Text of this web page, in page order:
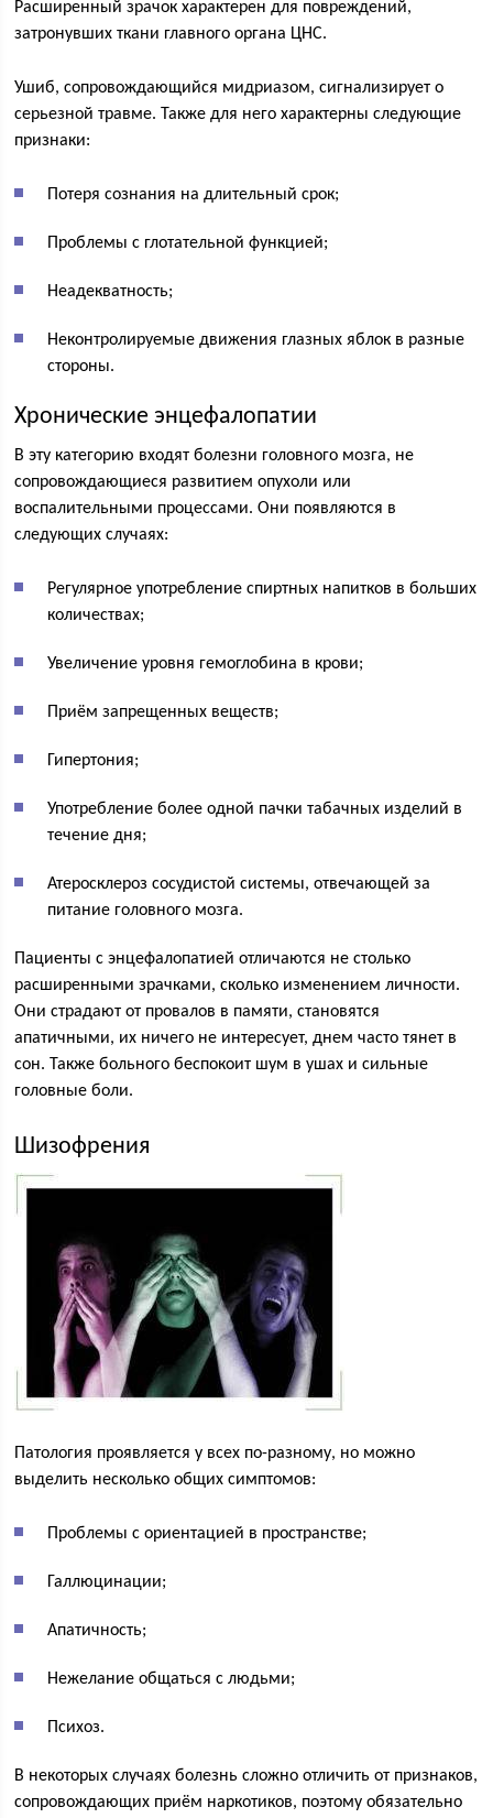
Расширенный зрачок характерен для повреждений,
затронувших ткани главного органа ЦНС.
Ушиб, сопровождающийся мидриазом, сигнализирует о
серьезной травме. Также для него характерны следующие
признаки:
Потеря сознания на длительный срок;
Проблемы с глотательной функцией;
Неадекватность;
Неконтролируемые движения глазных яблок в разные
стороны.
Хронические энцефалопатии
В эту категорию входят болезни головного мозга, не
сопровождающиеся развитием опухоли или
воспалительными процессами. Они появляются в
следующих случаях:
Регулярное употребление спиртных напитков в больших
количествах;
Увеличение уровня гемоглобина в крови;
Приём запрещенных веществ;
Гипертония;
Употребление более одной пачки табачных изделий в
течение дня;
Атеросклероз сосудистой системы, отвечающей за
питание головного мозга.
Пациенты с энцефалопатией отличаются не столько
расширенными зрачками, сколько изменением личности.
Они страдают от провалов в памяти, становятся
апатичными, их ничего не интересует, днем часто тянет в
сон. Также больного беспокоит шум в ушах и сильные
головные боли.
Шизофрения
Патология проявляется у всех по-разному, но можно
выделить несколько общих симптомов:
Проблемы с ориентацией в пространстве;
Галлюцинации;
Апатичность;
Нежелание общаться с людьми;
Психоз.
В некоторых случаях болезнь сложно отличить от признаков,
сопровождающих приём наркотиков, поэтому обязательно